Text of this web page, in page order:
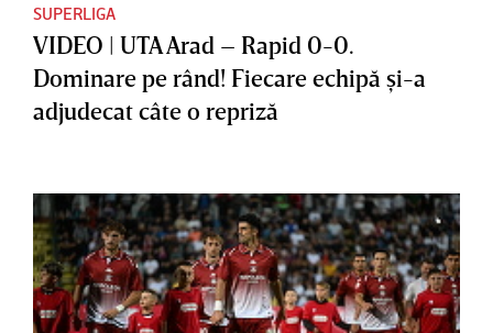
SUPERLIGA
VIDEO | UTA Arad – Rapid 0-0.
Dominare pe rând! Fiecare echipă şi-a
adjudecat câte o repriză